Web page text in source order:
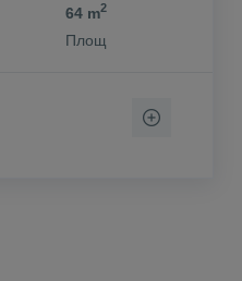
с. Черноземен
64 m2
Площ